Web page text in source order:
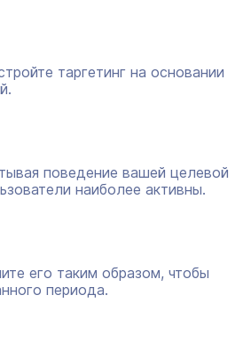
таргетинг на основании
поведение вашей целевой
наиболее активны.
его таким образом, чтобы
периода.